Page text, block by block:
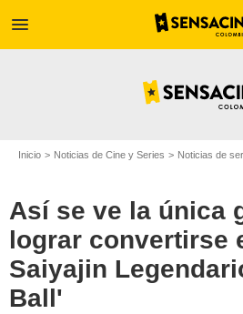
menu
Inicio Noticias de Cine y Series Noticias de
Así se ve la única
lograr convertirse
Saiyajin
Ball'